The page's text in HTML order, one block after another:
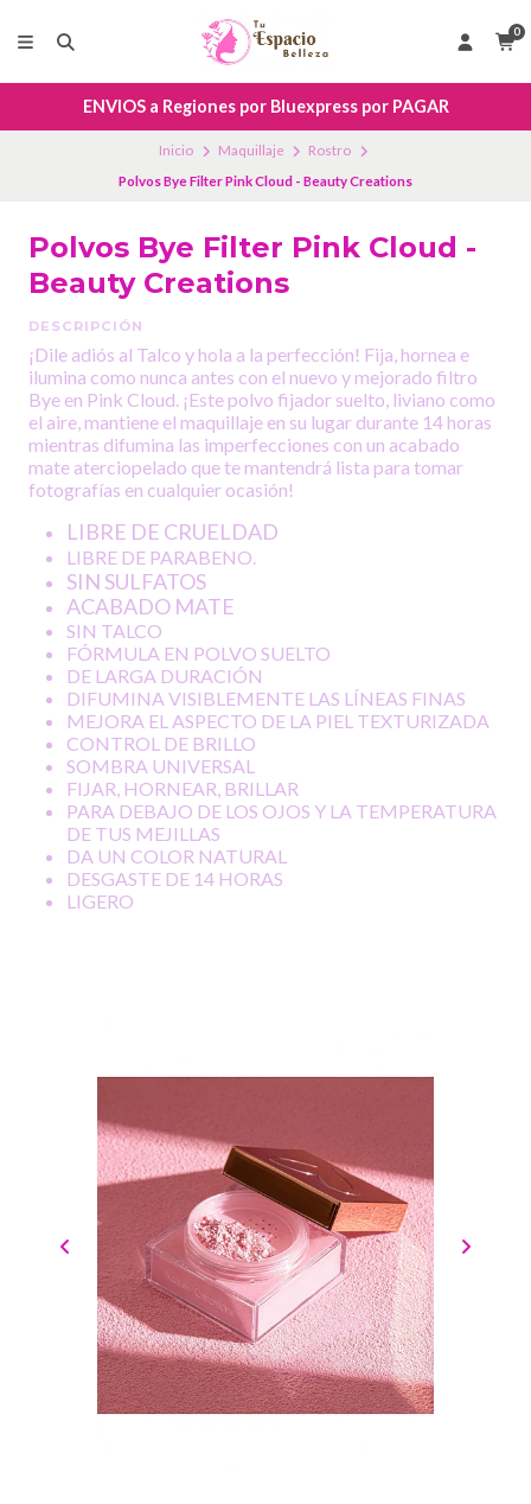
0
ENVIOS a Regiones por Bluexpress por PAGAR
Inicio Maquillaje
Rostro
Polvos Bye Filter Pink Cloud - Beauty Creations
Polvos Bye Filter Pink Cloud -
Beauty Creations
DESCRIPCIÓN
¡Dile adiós al Talco y hola a la perfección! Fija, hornea e
ilumina como nunca antes con el nuevo y mejorado filtro
Bye en Pink Cloud. ¡Este polvo fijador suelto, liviano como
el aire, mantiene el maquillaje en su lugar durante 14 horas
mientras difumina las imperfecciones con un acabado
mate aterciopelado que te mantendrá lista para tomar
fotografías en cualquier ocasión!
LIBRE DE CRUELDAD
LIBRE DE PARABENO.
SIN SULFATOS
ACABADO MATE
SIN TALCO
FÓRMULA EN POLVO SUELTO
DE LARGA DURACIÓN
DIFUMINA VISIBLEMENTE LAS LÍNEAS FINAS
MEJORA EL ASPECTO DE LA PIEL TEXTURIZADA
CONTROL DE BRILLO
SOMBRA UNIVERSAL
FIJAR, HORNEAR, BRILLAR
PARA DEBAJO DE LOS OJOS Y LA TEMPERATURA
DE TUS MEJILLAS
DA UN COLOR NATURAL
DESGASTE DE 14 HORAS
LIGERO